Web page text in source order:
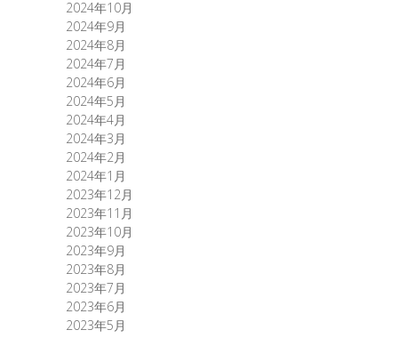
2024年10月
2024年9月
2024年8月
2024年7月
2024年6月
2024年5月
2024年4月
2024年3月
2024年2月
2024年1月
2023年12月
2023年11月
2023年10月
2023年9月
2023年8月
2023年7月
2023年6月
2023年5月